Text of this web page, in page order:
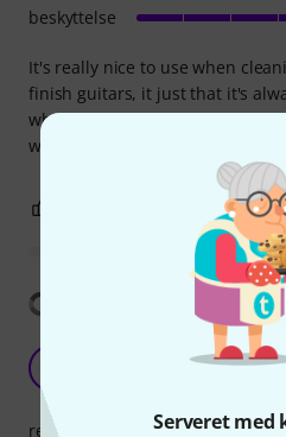
Serveret
It's really nice to use when
finish guitars, it just that it's
when I use it. Overall it's a
would last a long time.
beskyttelse
ANMELD
The perfect Polishing
renseeffekt